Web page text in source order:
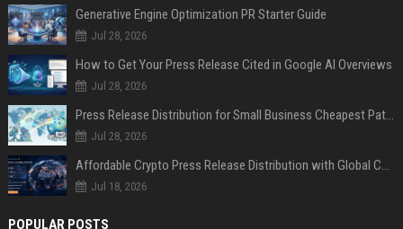
Generative Engine Optimization PR Starter Guide
Jul 28, 2026
How to Get Your Press Release Cited in Google AI Overviews
Jul 28, 2026
Press Release Distribution for Small Business Cheapest Path to Real Coverage
Jul 28, 2026
Affordable Crypto Press Release Distribution with Global Coverage
Jul 18, 2026
POPULAR POSTS